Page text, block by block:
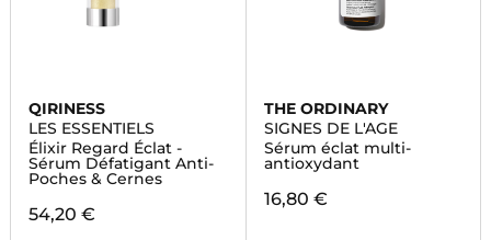
QIRINESS
LES ESSENTIELS
Élixir Regard Éclat -
Sérum Défatigant Anti-
Poches & Cernes
54,20 €
THE ORDINARY
SIGNES DE L'AGE
Sérum éclat multi-
antioxydant
16,80 €